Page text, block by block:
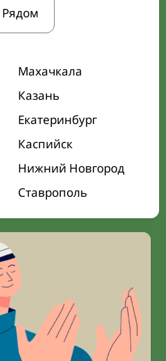
Рядом
Махачкала
Казань
Екатеринбург
Каспийск
Нижний Новгород
Ставрополь